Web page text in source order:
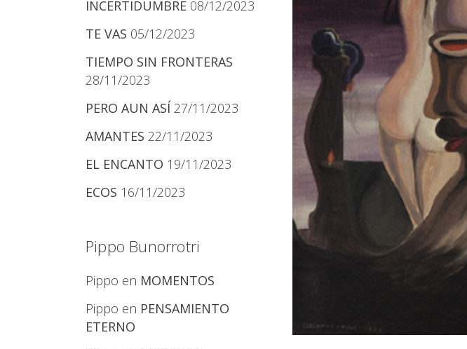
INCERTIDUMBRE 08/12/2023
TE VAS 05/12/2023
TIEMPO SIN FRONTERAS
28/11/2023
PERO AUN ASÍ 27/11/2023
AMANTES 22/11/2023
EL ENCANTO 19/11/2023
ECOS 16/11/2023
Pippo Bunorrotri
Pippo en MOMENTOS
Pippo en PENSAMIENTO
ETERNO